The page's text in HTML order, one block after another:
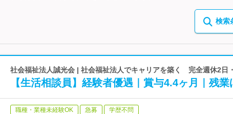
検索
社会福祉法人誠光会 | 社会福祉法人でキャリアを築く 完全週休2日
【生活相談員】経験者優遇｜賞与4.4ヶ月｜残業
職種・業種未経験OK 急募 学歴不問